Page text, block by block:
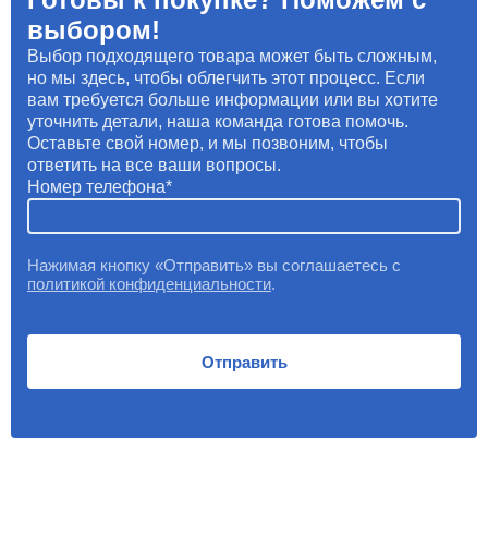
выбором!
Выбор подходящего товара может быть сложным,
но мы здесь, чтобы облегчить этот процесс. Если
вам требуется больше информации или вы хотите
уточнить детали, наша команда готова помочь.
Оставьте свой номер, и мы позвоним, чтобы
ответить на все ваши вопросы.
Номер телефона
Нажимая кнопку «Отправить» вы соглашаетесь с
политикой конфиденциальности.
Отправить